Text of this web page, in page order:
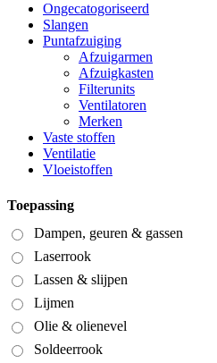
Ongecatogoriseerd
Slangen
Puntafzuiging
Afzuigarmen
Afzuigkasten
Filterunits
Ventilatoren
Merken
Vaste stoffen
Ventilatie
Vloeistoffen
Toepassing
Dampen, geuren & gassen
Laserrook
Lassen & slijpen
Lijmen
Olie & olienevel
Soldeerrook